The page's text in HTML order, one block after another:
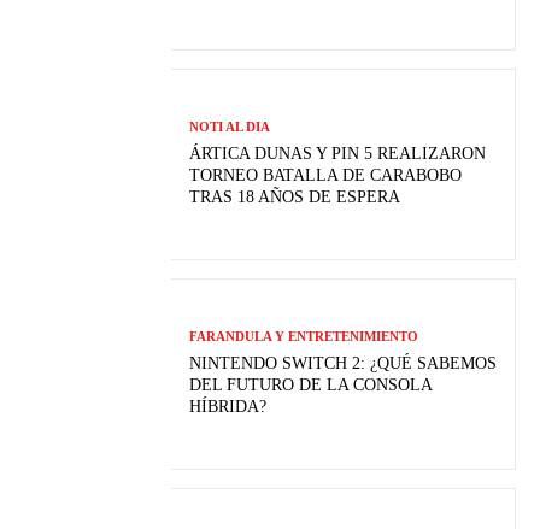
NOTI AL DIA
ÁRTICA DUNAS Y PIN 5 REALIZARON
TORNEO BATALLA DE CARABOBO
TRAS 18 AÑOS DE ESPERA
FARANDULA Y ENTRETENIMIENTO
NINTENDO SWITCH 2: ¿QUÉ SABEMOS
DEL FUTURO DE LA CONSOLA
HÍBRIDA?